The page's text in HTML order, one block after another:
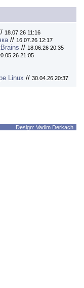
18.07.26 11:16
// 16.07.26 12:17
// 18.06.26 20:35
21:05
Linux // 30.04.26 20:37
Design: Vadim Derkach